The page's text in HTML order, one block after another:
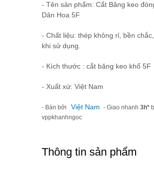
- Tên sản phẩm: Cắt Băng keo
Dân Hoa 5F
- Chất liệu: thép không rỉ, bền
khi sử dụng.
- Kích thước : cắt băng keo khổ 5F
- Xuất xứ: Việt Nam
- Bán bởi Việt Nam - Giao nhanh 3h*
vppkhanhngoc
Thông tin sản phẩm